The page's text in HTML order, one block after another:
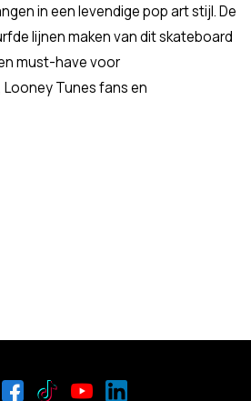
in een levendige pop art stijl. De
lijnen maken van dit skateboard
must-have voor
Tunes fans en